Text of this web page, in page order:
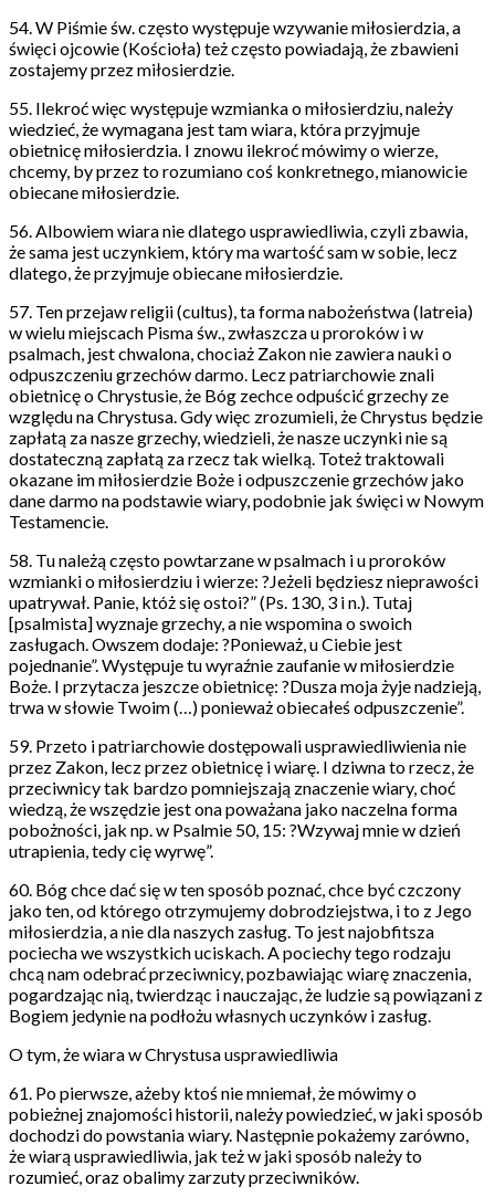
54. W Piśmie św. często występuje wzywanie miłosierdzia, a
święci ojcowie (Kościoła) też często powiadają, że zbawieni
zostajemy przez miłosierdzie.
55. Ilekroć więc występuje wzmianka o miłosierdziu, należy
wiedzieć, że wymagana jest tam wiara, która przyjmuje
obietnicę miłosierdzia. I znowu ilekroć mówimy o wierze,
chcemy, by przez to rozumiano coś konkretnego, mianowicie
obiecane miłosierdzie.
56. Albowiem wiara nie dlatego usprawiedliwia, czyli zbawia,
że sama jest uczynkiem, który ma wartość sam w sobie, lecz
dlatego, że przyjmuje obiecane miłosierdzie.
57. Ten przejaw religii (cultus), ta forma nabożeństwa (latreia)
w wielu miejscach Pisma św., zwłaszcza u proroków i w
psalmach, jest chwalona, chociaż Zakon nie zawiera nauki o
odpuszczeniu grzechów darmo. Lecz patriarchowie znali
obietnicę o Chrystusie, że Bóg zechce odpuścić grzechy ze
względu na Chrystusa. Gdy więc zrozumieli, że Chrystus będzie
zapłatą za nasze grzechy, wiedzieli, że nasze uczynki nie są
dostateczną zapłatą za rzecz tak wielką. Toteż traktowali
okazane im miłosierdzie Boże i odpuszczenie grzechów jako
dane darmo na podstawie wiary, podobnie jak święci w Nowym
Testamencie.
58. Tu należą często powtarzane w psalmach i u proroków
wzmianki o miłosierdziu i wierze: ?Jeżeli będziesz nieprawości
upatrywał. Panie, któż się ostoi?” (Ps. 130, 3 i n.). Tutaj
[psalmista] wyznaje grzechy, a nie wspomina o swoich
zasługach. Owszem dodaje: ?Ponieważ, u Ciebie jest
pojednanie”. Występuje tu wyraźnie zaufanie w miłosierdzie
Boże. I przytacza jeszcze obietnicę: ?Dusza moja żyje nadzieją,
trwa w słowie Twoim (…) ponieważ obiecałeś odpuszczenie”.
59. Przeto i patriarchowie dostępowali usprawiedliwienia nie
przez Zakon, lecz przez obietnicę i wiarę. I dziwna to rzecz, że
przeciwnicy tak bardzo pomniejszają znaczenie wiary, choć
wiedzą, że wszędzie jest ona poważana jako naczelna forma
pobożności, jak np. w Psalmie 50, 15: ?Wzywaj mnie w dzień
utrapienia, tedy cię wyrwę”.
60. Bóg chce dać się w ten sposób poznać, chce być czczony
jako ten, od którego otrzymujemy dobrodziejstwa, i to z Jego
miłosierdzia, a nie dla naszych zasług. To jest najobfitsza
pociecha we wszystkich uciskach. A pociechy tego rodzaju
chcą nam odebrać przeciwnicy, pozbawiając wiarę znaczenia,
pogardzając nią, twierdząc i nauczając, że ludzie są powiązani z
Bogiem jedynie na podłożu własnych uczynków i zasług.
O tym, że wiara w Chrystusa usprawiedliwia
61. Po pierwsze, ażeby ktoś nie mniemał, że mówimy o
pobieżnej znajomości historii, należy powiedzieć, w jaki sposób
dochodzi do powstania wiary. Następnie pokażemy zarówno,
że wiarą usprawiedliwia, jak też w jaki sposób należy to
rozumieć, oraz obalimy zarzuty przeciwników.